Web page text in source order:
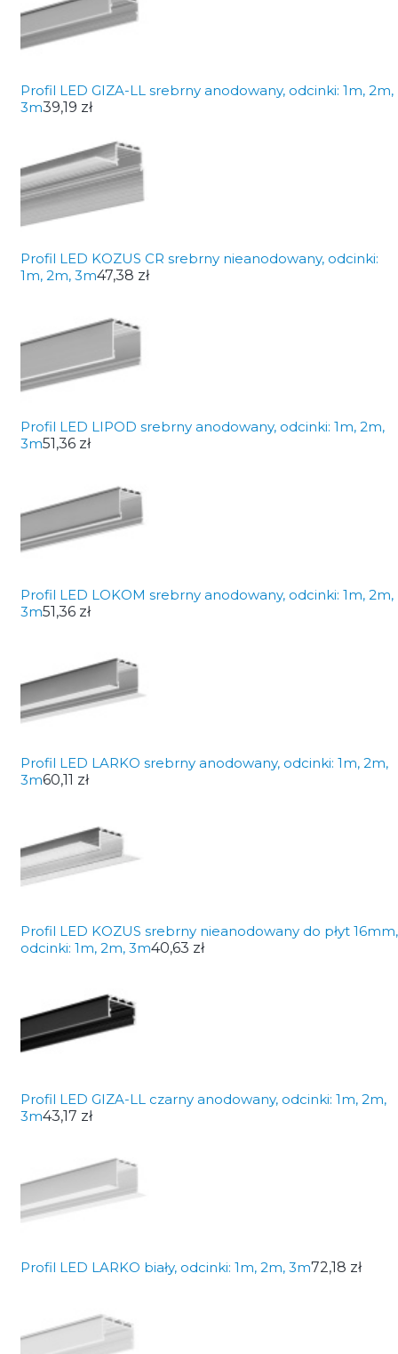
Profil LED GIZA-LL srebrny anodowany, odcinki: 1m, 2m,
3m39,19 zł
Profil LED KOZUS CR srebrny nieanodowany, odcinki:
1m, 2m, 3m47,38 zł
Profil LED LIPOD srebrny anodowany, odcinki: 1m, 2m,
3m51,36 zł
Profil LED LOKOM srebrny anodowany, odcinki: 1m, 2m,
3m51,36 zł
Profil LED LARKO srebrny anodowany, odcinki: 1m, 2m,
3m60,11 zł
Profil LED KOZUS srebrny nieanodowany do płyt 16mm,
odcinki: 1m, 2m, 3m40,63 zł
Profil LED GIZA-LL czarny anodowany, odcinki: 1m, 2m,
3m43,17 zł
Profil LED LARKO biały, odcinki: 1m, 2m, 3m72,18 zł